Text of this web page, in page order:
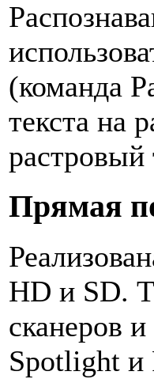
(команда
текста на
растровый
Прямая
HD и SD.
сканеров
Spotlight и